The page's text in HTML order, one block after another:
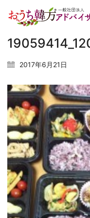
2017年6月21日